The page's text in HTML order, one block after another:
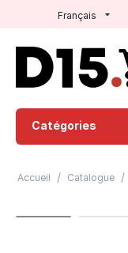
Français
Catégories
Accueil / Catalogue /